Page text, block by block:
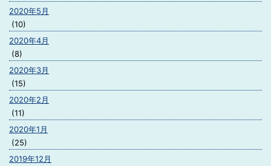
2020年5月
(10)
2020年4月
(8)
2020年3月
(15)
2020年2月
(11)
2020年1月
(25)
2019年12月